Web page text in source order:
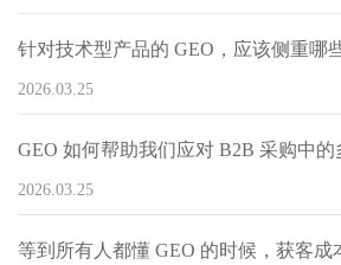
针对技术型产品的 GEO，应该侧重哪
2026.03.25
GEO 如何帮助我们应对 B2B 采购中的
2026.03.25
等到所有人都懂 GEO 的时候，获客成